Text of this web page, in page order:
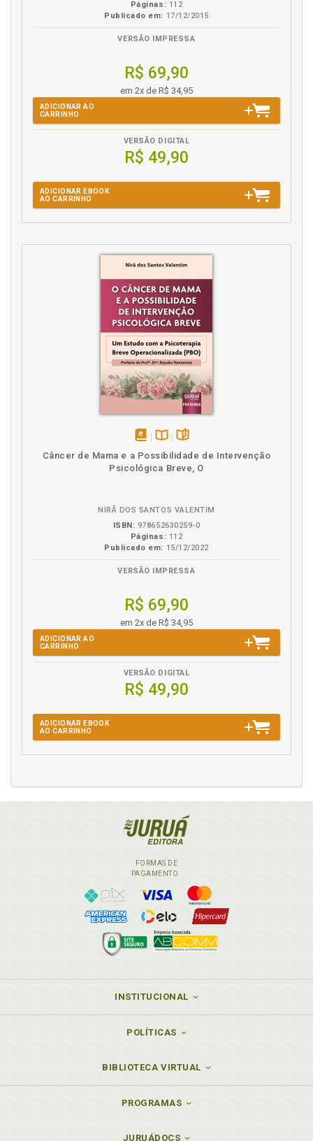
Páginas: 112
Publicado em: 17/12/2015
VERSÃO IMPRESSA
R$ 69,90
em 2x de R$ 34,95
ADICIONAR AO
CARRINHO
VERSÃO DIGITAL
R$ 49,90
ADICIONAR EBOOK
AO CARRINHO
em
eBook
na
Câncer de Mama e a Possibilidade de Intervenção
Psicológica Breve, O
NIRÃ DOS SANTOS VALENTIM
ISBN: 978652630259-0
Páginas: 112
Publicado em: 15/12/2022
VERSÃO IMPRESSA
R$ 69,90
em 2x de R$ 34,95
ADICIONAR AO
CARRINHO
VERSÃO DIGITAL
R$ 49,90
ADICIONAR EBOOK
AO CARRINHO
FORMAS DE
PAGAMENTO
INSTITUCIONAL
POLÍTICAS
BIBLIOTECA VIRTUAL
PROGRAMAS
JURUÁDOCS